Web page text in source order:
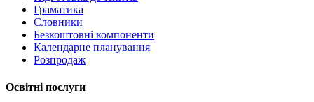
Граматика
Словники
Безкоштовні компоненти
Календарне планування
Розпродаж
Освітні послуги